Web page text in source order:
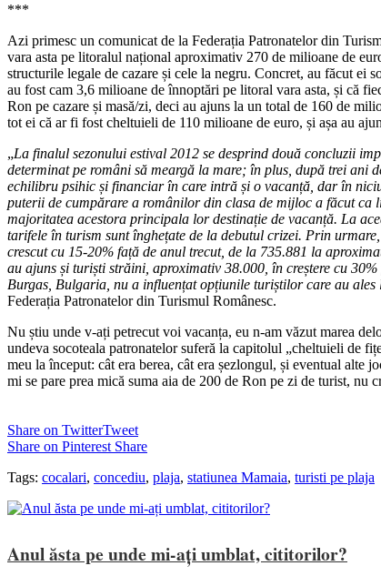
***
Azi primesc un comunicat de la Federația Patronatelor din
vara asta pe litoralul național aproximativ 270 de milioane de
structurile legale de cazare și cele la negru. Concret, au făcut ei
au fost cam 3,6 milioane de înnoptări pe litoral vara asta, și că
Ron pe cazare și masă/zi, deci au ajuns la un total de 160 de
tot ei că ar fi fost cheltuieli de 110 milioane de euro, și așa au
„La finalul sezonului estival 2012 se desprind două concluzii
determinat pe români să meargă la mare; în plus, după trei ani
echilibru psihic și financiar în care intră și o vacanță, dar în
puterii de cumpărare a românilor din clasa de mijloc a făcut ca
majoritatea acestora principala lor destinație de vacanță. La
tarifele în turism sunt înghețate de la debutul crizei. Prin
crescut cu 15-20% față de anul trecut, de la 735.881 la
au ajuns și turiști străini, aproximativ 38.000, în creștere cu
Burgas, Bulgaria, nu a influențat opțiunile turiștilor care au
Federația Patronatelor din Turismul Românesc.
Nu știu unde v-ați petrecut voi vacanța, eu n-am văzut marea
undeva socoteala patronatelor suferă la capitolul „cheltuieli de
meu la început: cât era berea, cât era șezlongul, și eventual alte
mi se pare prea mică suma aia de 200 de Ron pe zi de turist, nu
Share on TwitterTweet
Share on Pinterest Share
Tags: cocalari, concediu, plaja, statiunea Mamaia, turisti pe plaja
Anul ăsta pe unde mi-ați umblat, cititorilor?